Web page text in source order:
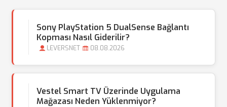
Sony PlayStation 5 DualSense Bağlantı
Kopması Nasıl Giderilir?
LEVERSNET 08.08.2026
Vestel Smart TV Üzerinde Uygulama
Mağazası Neden Yüklenmiyor?